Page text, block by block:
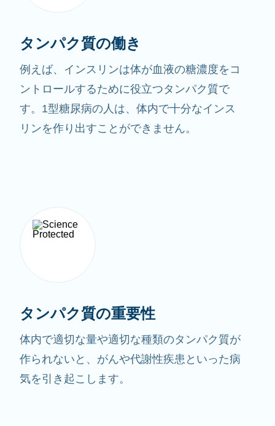
タンパク質の働き
例えば、インスリンは体が血液の糖濃度をコ
ントロールするために役立つタンパク質で
す。1型糖尿病の人は、体内で十分なインス
リンを作り出すことができません。
タンパク質の重要性
体内で適切な量や適切な種類のタンパク質が
作られないと、がんや代謝性疾患といった病
気を引き起こします。